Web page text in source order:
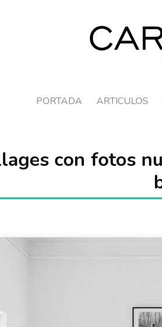
PORTADA ARTICULOS
con fotos